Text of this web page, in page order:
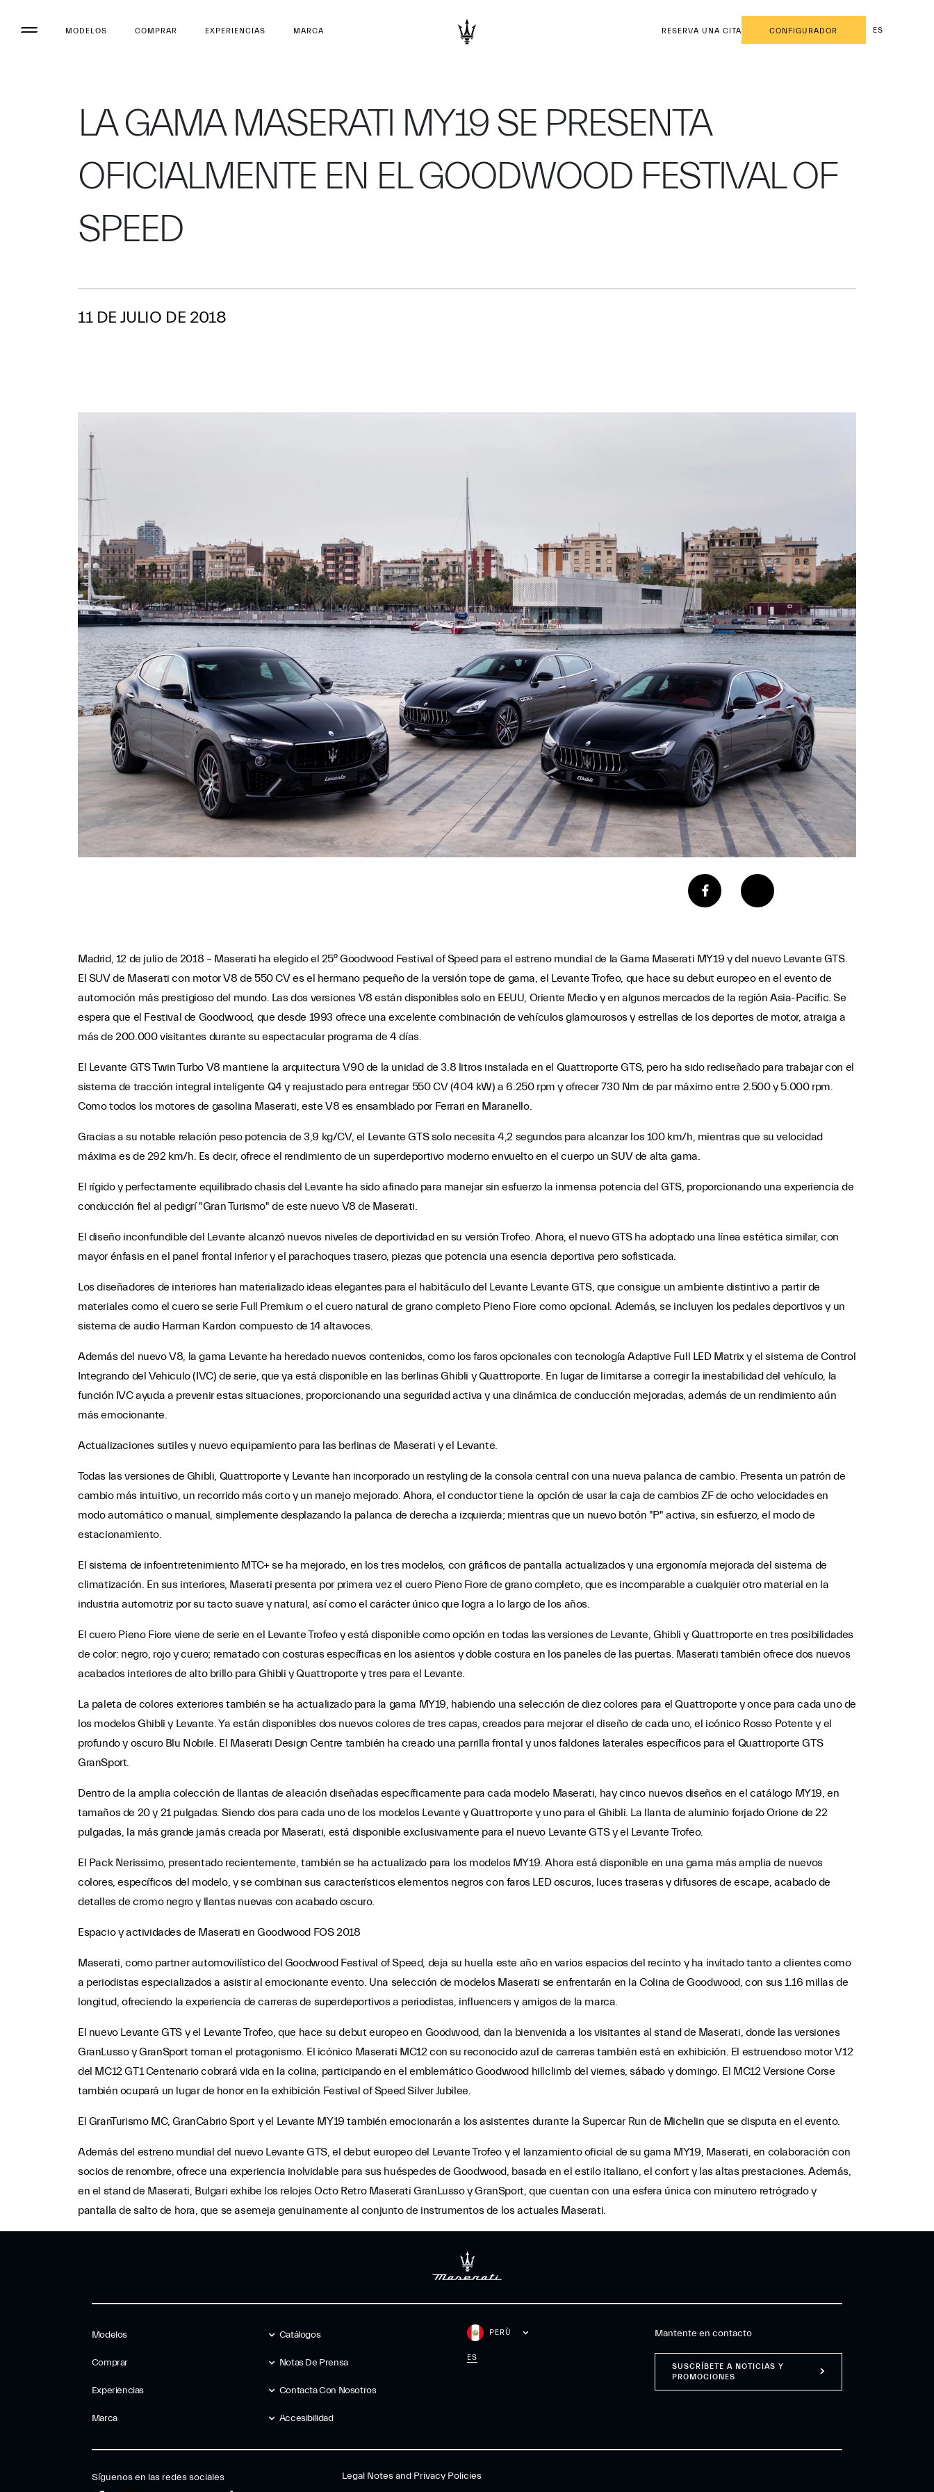
MODELOS COMPRAR EXPERIENCIAS MARCA RESERVA UNA CITA CONFIGURADOR ES
LA GAMA MASERATI MY19 SE PRESENTA
OFICIALMENTE EN EL GOODWOOD FESTIVAL OF
SPEED
11 DE JULIO DE 2018
Madrid, 12 de julio de 2018 – Maserati ha elegido el 25º Goodwood Festival of Speed para el estreno mundial de la Gama Maserati MY19 y del nuevo Levante GTS.
El SUV de Maserati con motor V8 de 550 CV es el hermano pequeño de la versión tope de gama, el Levante Trofeo, que hace su debut europeo en el evento de
automoción más prestigioso del mundo. Las dos versiones V8 están disponibles solo en EEUU, Oriente Medio y en algunos mercados de la región Asia-Pacific. Se
espera que el Festival de Goodwood, que desde 1993 ofrece una excelente combinación de vehículos glamourosos y estrellas de los deportes de motor, atraiga a
más de 200.000 visitantes durante su espectacular programa de 4 días.
El Levante GTS Twin Turbo V8 mantiene la arquitectura V90 de la unidad de 3.8 litros instalada en el Quattroporte GTS, pero ha sido rediseñado para trabajar con el
sistema de tracción integral inteligente Q4 y reajustado para entregar 550 CV (404 kW) a 6.250 rpm y ofrecer 730 Nm de par máximo entre 2.500 y 5.000 rpm.
Como todos los motores de gasolina Maserati, este V8 es ensamblado por Ferrari en Maranello.
Gracias a su notable relación peso potencia de 3,9 kg/CV, el Levante GTS solo necesita 4,2 segundos para alcanzar los 100 km/h, mientras que su velocidad
máxima es de 292 km/h. Es decir, ofrece el rendimiento de un superdeportivo moderno envuelto en el cuerpo un SUV de alta gama.
El rígido y perfectamente equilibrado chasis del Levante ha sido afinado para manejar sin esfuerzo la inmensa potencia del GTS, proporcionando una experiencia de
conducción fiel al pedigrí "Gran Turismo" de este nuevo V8 de Maserati.
El diseño inconfundible del Levante alcanzó nuevos niveles de deportividad en su versión Trofeo. Ahora, el nuevo GTS ha adoptado una línea estética similar, con
mayor énfasis en el panel frontal inferior y el parachoques trasero, piezas que potencia una esencia deportiva pero sofisticada.
Los diseñadores de interiores han materializado ideas elegantes para el habitáculo del Levante Levante GTS, que consigue un ambiente distintivo a partir de
materiales como el cuero se serie Full Premium o el cuero natural de grano completo Pieno Fiore como opcional. Además, se incluyen los pedales deportivos y un
sistema de audio Harman Kardon compuesto de 14 altavoces.
Además del nuevo V8, la gama Levante ha heredado nuevos contenidos, como los faros opcionales con tecnología Adaptive Full LED Matrix y el sistema de Control
Integrando del Vehiculo (IVC) de serie, que ya está disponible en las berlinas Ghibli y Quattroporte. En lugar de limitarse a corregir la inestabilidad del vehículo, la
función IVC ayuda a prevenir estas situaciones, proporcionando una seguridad activa y una dinámica de conducción mejoradas, además de un rendimiento aún
más emocionante.
Actualizaciones sutiles y nuevo equipamiento para las berlinas de Maserati y el Levante.
Todas las versiones de Ghibli, Quattroporte y Levante han incorporado un restyling de la consola central con una nueva palanca de cambio. Presenta un patrón de
cambio más intuitivo, un recorrido más corto y un manejo mejorado. Ahora, el conductor tiene la opción de usar la caja de cambios ZF de ocho velocidades en
modo automático o manual, simplemente desplazando la palanca de derecha a izquierda; mientras que un nuevo botón "P" activa, sin esfuerzo, el modo de
estacionamiento.
El sistema de infoentretenimiento MTC+ se ha mejorado, en los tres modelos, con gráficos de pantalla actualizados y una ergonomía mejorada del sistema de
climatización. En sus interiores, Maserati presenta por primera vez el cuero Pieno Fiore de grano completo, que es incomparable a cualquier otro material en la
industria automotriz por su tacto suave y natural, así como el carácter único que logra a lo largo de los años.
El cuero Pieno Fiore viene de serie en el Levante Trofeo y está disponible como opción en todas las versiones de Levante, Ghibli y Quattroporte en tres posibilidades
de color: negro, rojo y cuero; rematado con costuras específicas en los asientos y doble costura en los paneles de las puertas. Maserati también ofrece dos nuevos
acabados interiores de alto brillo para Ghibli y Quattroporte y tres para el Levante.
La paleta de colores exteriores también se ha actualizado para la gama MY19, habiendo una selección de diez colores para el Quattroporte y once para cada uno de
los modelos Ghibli y Levante. Ya están disponibles dos nuevos colores de tres capas, creados para mejorar el diseño de cada uno, el icónico Rosso Potente y el
profundo y oscuro Blu Nobile. El Maserati Design Centre también ha creado una parrilla frontal y unos faldones laterales específicos para el Quattroporte GTS
GranSport.
Dentro de la amplia colección de llantas de aleación diseñadas específicamente para cada modelo Maserati, hay cinco nuevos diseños en el catálogo MY19, en
tamaños de 20 y 21 pulgadas. Siendo dos para cada uno de los modelos Levante y Quattroporte y uno para el Ghibli. La llanta de aluminio forjado Orione de 22
pulgadas, la más grande jamás creada por Maserati, está disponible exclusivamente para el nuevo Levante GTS y el Levante Trofeo.
El Pack Nerissimo, presentado recientemente, también se ha actualizado para los modelos MY19. Ahora está disponible en una gama más amplia de nuevos
colores, específicos del modelo, y se combinan sus característicos elementos negros con faros LED oscuros, luces traseras y difusores de escape, acabado de
detalles de cromo negro y llantas nuevas con acabado oscuro.
Espacio y actividades de Maserati en Goodwood FOS 2018
Maserati, como partner automovilístico del Goodwood Festival of Speed, deja su huella este año en varios espacios del recinto y ha invitado tanto a clientes como
a periodistas especializados a asistir al emocionante evento. Una selección de modelos Maserati se enfrentarán en la Colina de Goodwood, con sus 1.16 millas de
longitud, ofreciendo la experiencia de carreras de superdeportivos a periodistas, influencers y amigos de la marca.
El nuevo Levante GTS y el Levante Trofeo, que hace su debut europeo en Goodwood, dan la bienvenida a los visitantes al stand de Maserati, donde las versiones
GranLusso y GranSport toman el protagonismo. El icónico Maserati MC12 con su reconocido azul de carreras también está en exhibición. El estruendoso motor V12
del MC12 GT1 Centenario cobrará vida en la colina, participando en el emblemático Goodwood hillclimb del viernes, sábado y domingo. El MC12 Versione Corse
también ocupará un lugar de honor en la exhibición Festival of Speed Silver Jubilee.
El GranTurismo MC, GranCabrio Sport y el Levante MY19 también emocionarán a los asistentes durante la Supercar Run de Michelin que se disputa en el evento.
Además del estreno mundial del nuevo Levante GTS, el debut europeo del Levante Trofeo y el lanzamiento oficial de su gama MY19, Maserati, en colaboración con
socios de renombre, ofrece una experiencia inolvidable para sus huéspedes de Goodwood, basada en el estilo italiano, el confort y las altas prestaciones. Además,
en el stand de Maserati, Bulgari exhibe los relojes Octo Retro Maserati GranLusso y GranSport, que cuentan con una esfera única con minutero retrógrado y
pantalla de salto de hora, que se asemeja genuinamente al conjunto de instrumentos de los actuales Maserati.
Modelos
Comprar
Experiencias
Marca
Catálogos
Notas De Prensa
Contacta Con Nosotros
Accesibilidad
PERÙ
ES
Mantente en contacto
SUSCRÍBETE A NOTICIAS Y
PROMOCIONES
Síguenos en las redes sociales Legal Notes and Privacy Policies